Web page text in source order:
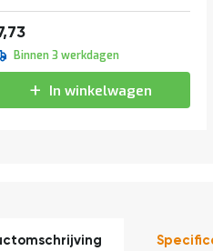
Binnen 3 werkdagen
In winkelwagen